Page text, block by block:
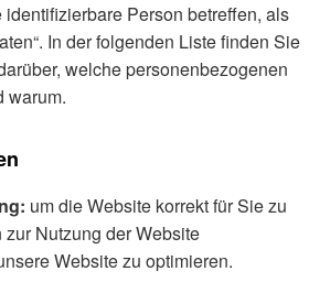
Person betreffen, als
In der folgenden Liste finden Sie
welche personenbezogenen
warum.
um die Website korrekt für Sie zu
Nutzung der Website
Website zu optimieren.